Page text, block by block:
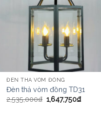
ĐÈN THẢ VÒM ĐỒNG
Đèn thả vòm đồng TD31
2,535,000₫ 1,647,750₫